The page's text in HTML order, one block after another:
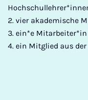
2. vier akademische
3. ein*e
4. ein Mitglied aus